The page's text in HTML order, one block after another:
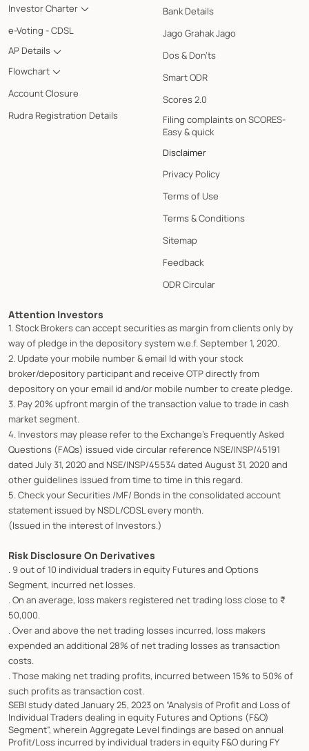
Investor Charter
e-Voting - CDSL
AP Details
Flowchart
Account Closure
Rudra Registration Details
Bank Details
Jago Grahak Jago
Dos & Don'ts
Smart ODR
Scores 2.0
Filing complaints on SCORES-
Easy & quick
Disclaimer
Privacy Policy
Terms of Use
Terms & Conditions
Sitemap
Feedback
ODR Circular
Attention Investors
1. Stock Brokers can accept securities as margin from clients only by
way of pledge in the depository system w.e.f. September 1, 2020.
2. Update your mobile number & email Id with your stock
broker/depository participant and receive OTP directly from
depository on your email id and/or mobile number to create pledge.
3. Pay 20% upfront margin of the transaction value to trade in cash
market segment.
4. Investors may please refer to the Exchange's Frequently Asked
Questions (FAQs) issued vide circular reference NSE/INSP/45191
dated July 31, 2020 and NSE/INSP/45534 dated August 31, 2020 and
other guidelines issued from time to time in this regard.
5. Check your Securities /MF/ Bonds in the consolidated account
statement issued by NSDL/CDSL every month.
(Issued in the interest of Investors.)
Risk Disclosure On Derivatives
. 9 out of 10 individual traders in equity Futures and Options
Segment, incurred net losses.
. On an average, loss makers registered net trading loss close to ₹
50,000.
. Over and above the net trading losses incurred, loss makers
expended an additional 28% of net trading losses as transaction
costs.
. Those making net trading profits, incurred between 15% to 50% of
such profits as transaction cost.
SEBI study dated January 25, 2023 on “Analysis of Profit and Loss of
Individual Traders dealing in equity Futures and Options (F&O)
Segment”, wherein Aggregate Level findings are based on annual
Profit/Loss incurred by individual traders in equity F&O during FY